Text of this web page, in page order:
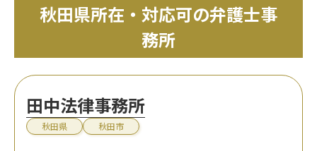
秋田県所在・対応可の弁護士事
務所
田中法律事務所
秋田県 秋田市